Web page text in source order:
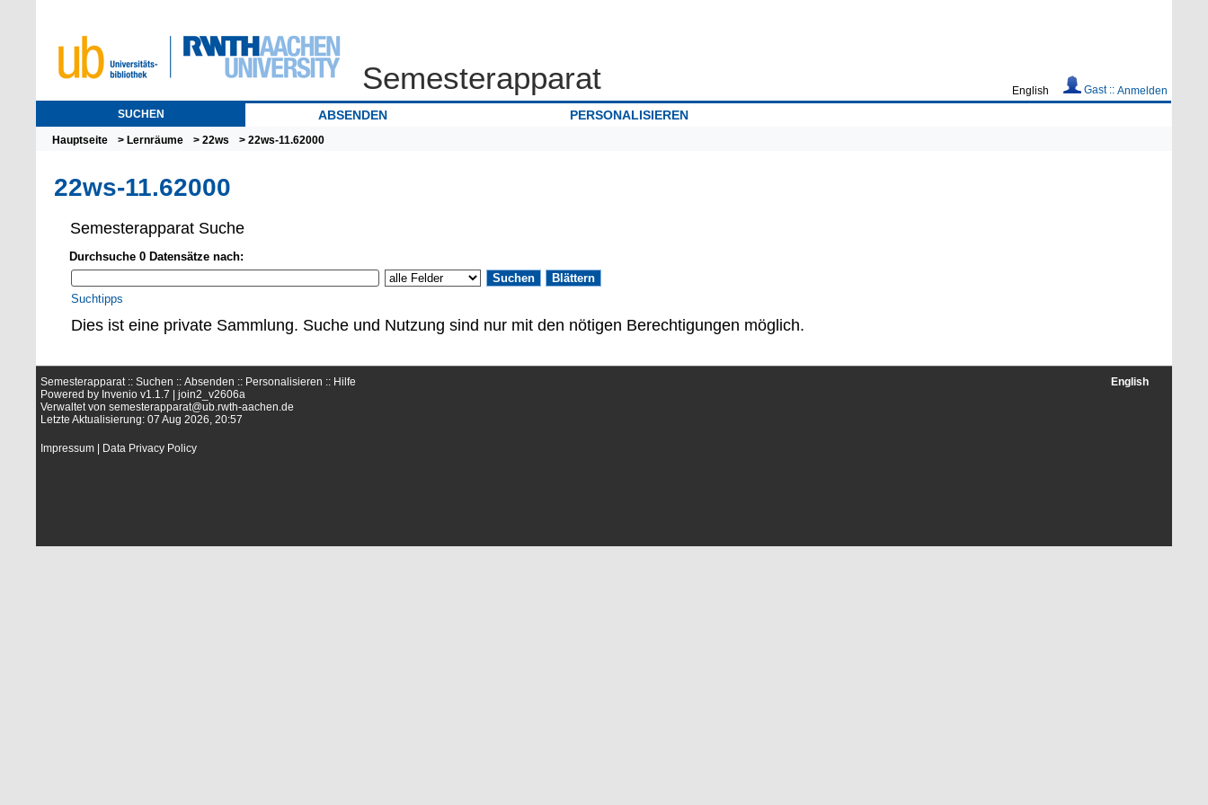
Semesterapparat English Gast :: Anmelden
SUCHEN ABSENDEN PERSONALISIEREN
Hauptseite > Lernräume >22ws > 22ws-11.62000
22ws-11.62000
Semesterapparat Suche
Durchsuche 0 Datensätze nach:
Suchtipps
Dies ist eine private Sammlung. Suche und Nutzung sind nur mit den nötigen Berechtigungen möglich.
Semesterapparat ::Suchen ::Absenden :: Personalisieren :: Hilfe
Powered by Invenio v1.1.7 |join2_v2606a
Verwaltet vonsemesterapparat@ub.rwth-aachen.de
Letzte Aktualisierung: 07 Aug 2026, 20:57
Impressum Data Privacy Policy
English